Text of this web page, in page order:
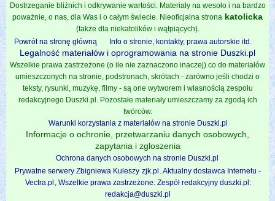
Dostrzeganie bliźnich i odkrywanie wartości. Materiały na wesoło i na bardzo
poważnie, o nas, dla Was i o całym świecie. Nieoficjalna strona katolicka
(także dla niekatolików i wątpiących).
Powrót na stronę główną
Info o stronie, kontakty, prawa autorskie itd.
Legalność materiałów i oprogramowania na stronie Duszki.pl
Wszelkie prawa zastrzeżone (o ile nie zaznaczono inaczej) co do materiałów
umieszczonych na stronie, podstronach, skrótach - zarówno jeśli chodzi o
teksty, rysunki, muzykę, filmy - są one wytworem i własnością zespołu
redakcyjnego Duszki.pl. Pozostałe materiały umieszczamy za zgodą ich
twórców.
Warunki korzystania z materiałów na stronie Duszki.pl
Informacje o ochronie, przetwarzaniu danych osobowych,
zapytania i zgloszenia
Ochrona danych osobowych na stronie Duszki.pl
Prywatne serwery Zbigniewa Kuleszy zjk.pl . Aktualny dostawca Internetu -
Vectra.pl , Wszelkie prawa zastrzeżone. Zespół redakcyjny duszki.pl:
redakcja@duszki.pl